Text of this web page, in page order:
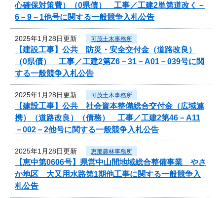
心確保対策費）（0県債） 工事／工建2単第道改く－
6－9－1他号に関する一般競争入札公告
2025年1月28日更新 可茂土木事務所
【建設工事】公共 防災・安全交付金（道路改良）
（0県債） 工事／工建2第Z6－31－A01－039号に関
する一般競争入札公告
2025年1月28日更新 可茂土木事務所
【建設工事】公共 社会資本整備総合交付金（広域連
携）（道路改良）（債務） 工事／工建2第46－A11
－002－2他号に関する一般競争入札公告
2025年1月28日更新 恵那農林事務所
【恵中第0606号】県営中山間地域総合整備事業 やさ
か地区 大又用水路第1期他工事に関する一般競争入
札公告